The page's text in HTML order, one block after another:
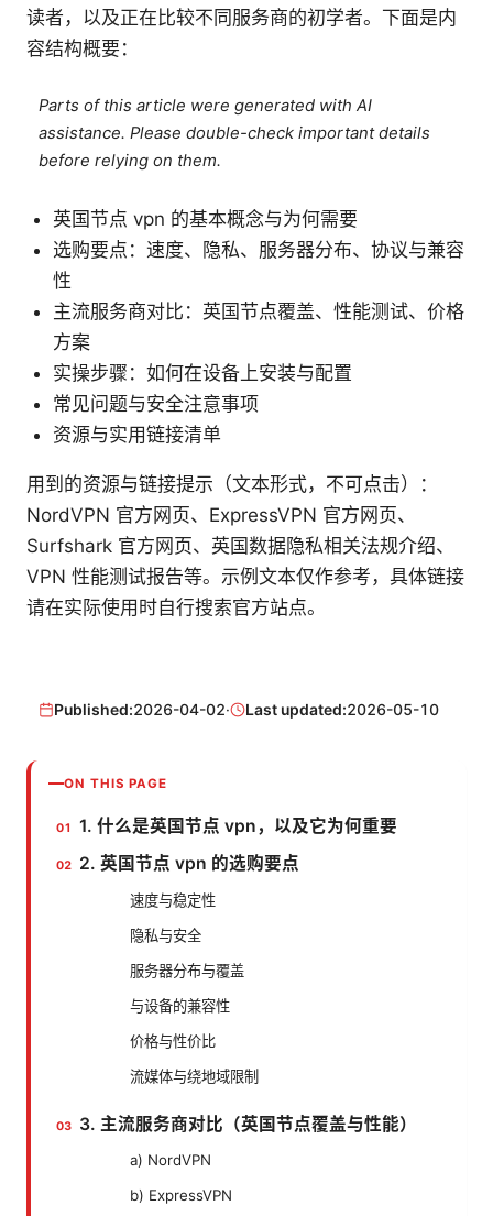
读者，以及正在比较不同服务商的初学者。下面是内
容结构概要：
Parts of this article were generated with AI
assistance. Please double-check important details
before relying on them.
英国节点 vpn 的基本概念与为何需要
选购要点：速度、隐私、服务器分布、协议与兼容
性
主流服务商对比：英国节点覆盖、性能测试、价格
方案
实操步骤：如何在设备上安装与配置
常见问题与安全注意事项
资源与实用链接清单
用到的资源与链接提示（文本形式，不可点击）：
NordVPN 官方网页、ExpressVPN 官方网页、
Surfshark 官方网页、英国数据隐私相关法规介绍、
VPN 性能测试报告等。示例文本仅作参考，具体链接
请在实际使用时自行搜索官方站点。
Published:2026-04-02· Last updated:2026-05-10
ON THIS PAGE
1. 什么是英国节点 vpn，以及它为何重要
2. 英国节点 vpn 的选购要点
速度与稳定性
隐私与安全
服务器分布与覆盖
与设备的兼容性
价格与性价比
流媒体与绕地域限制
3. 主流服务商对比（英国节点覆盖与性能）
a) NordVPN
b) ExpressVPN